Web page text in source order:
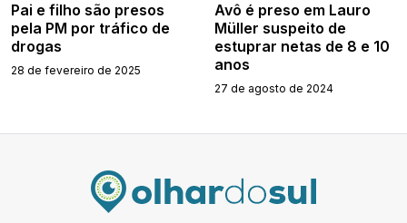
Pai e filho são presos
pela PM por tráfico de
drogas
28 de fevereiro de 2025
Avô é preso em Lauro
Müller suspeito de
estuprar netas de 8 e 10
anos
27 de agosto de 2024